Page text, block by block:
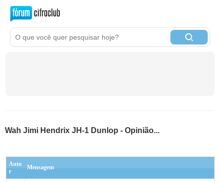
Wah Jimi Hendrix JH-1 Dunlop - Opinião...
Auto
r
Mensagem